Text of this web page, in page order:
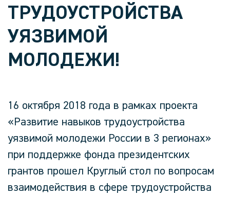
ТРУДОУСТРОЙСТВА
УЯЗВИМОЙ
МОЛОДЕЖИ!
16 октября 2018 года в рамках проекта
«Развитие навыков трудоустройства
уязвимой молодежи России в 3 регионах»
при поддержке фонда президентских
грантов прошел Круглый стол по вопросам
взаимодействия в сфере трудоустройства